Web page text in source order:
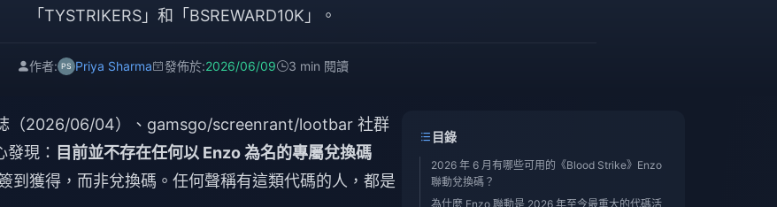
「TYSTRIKERS」和「BSREWARD10K」。
作者: Priya Sharma 發佈於:2026/06/09 3 min 閱讀
（2026/06/04）、gamsgo/screenrant/lootbar 社群
現： 目前並不存在任何以 Enzo 為名的專屬兌換碼
獲得，而非兌換碼。任何聲稱有這類代碼的人，都是
目錄
2026 年 6 月有哪些可用的《Blood Strike》Enzo
聯動兌換碼？
為什麼 Enzo 聯動是 2026 年至今最重大的代碼活